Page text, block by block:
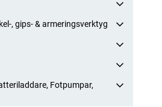
, gips- & armeringsverktyg
Fotpumpar,